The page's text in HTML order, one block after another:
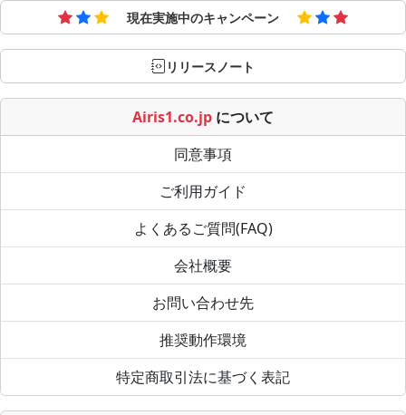
現在実施中のキャンペーン
リリースノート
Airis1.co.jp について
同意事項
ご利用ガイド
よくあるご質問(FAQ)
会社概要
お問い合わせ先
推奨動作環境
特定商取引法に基づく表記